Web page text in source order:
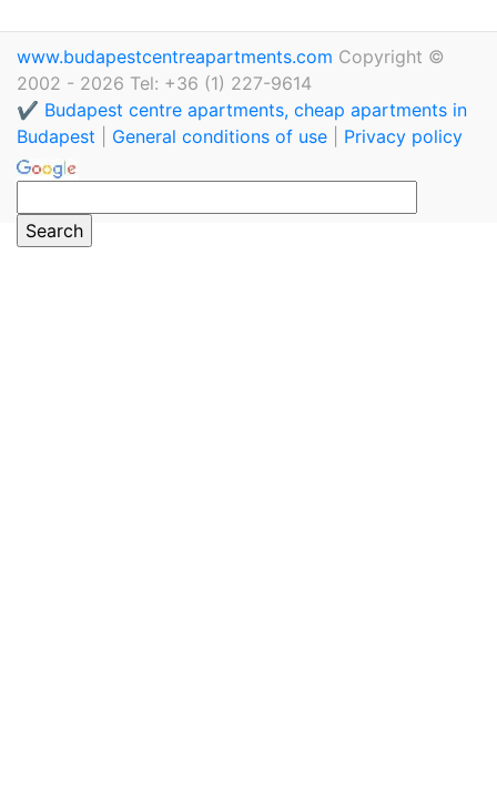
www.budapestcentreapartments.com Copyright ©
2002 - 2026 Tel: +36 (1) 227-9614
✔️ Budapest centre apartments, cheap apartments in
Budapest
General conditions of use Privacy policy